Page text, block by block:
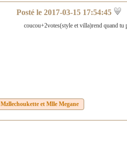
Posté le 2017-03-15 17:54:45
coucou+2votes(style et villa)rend quand tu
Mzllechoukette et Mlle Megane